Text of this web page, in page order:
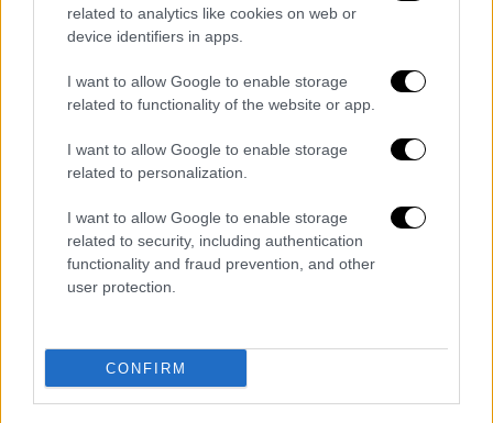
related to analytics like cookies on web or
device identifiers in apps.
I want to allow Google to enable storage
related to functionality of the website or app.
I want to allow Google to enable storage
related to personalization.
I want to allow Google to enable storage
related to security, including authentication
functionality and fraud prevention, and other
user protection.
CONFIRM
Καστοριά, όπου ηβροχήκαι τοχαλάζι
προκάλεσανπροβλήματα σε περιοχές που
βρέθηκαν στο πέρασματης κακοκαιρίας.